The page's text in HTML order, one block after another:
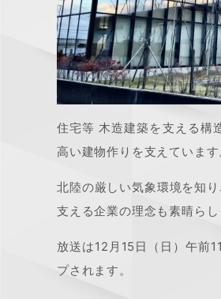
住宅等 木造建築を支える構
高い建物作りを支えています
北陸の厳しい気象環境を知
支える企業の理念も素晴ら
放送は12月15日（日）午前
プされます。